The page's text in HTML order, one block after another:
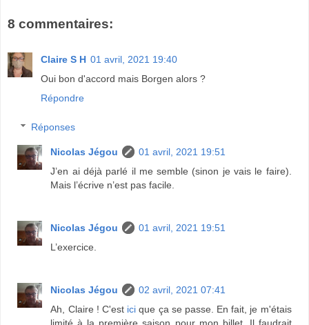
8 commentaires:
Claire S H 01 avril, 2021 19:40
Oui bon d'accord mais Borgen alors ?
Répondre
Réponses
Nicolas Jégou
01 avril, 2021 19:51
J’en ai déjà parlé il me semble (sinon je vais le faire).
Mais l’écrive n’est pas facile.
Nicolas Jégou
01 avril, 2021 19:51
L’exercice.
Nicolas Jégou
02 avril, 2021 07:41
Ah, Claire ! C'est ici que ça se passe. En fait, je m'étais